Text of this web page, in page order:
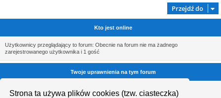
Strona ta używa plików cookies (tzw. ciasteczka)
Przejdź do
Kto jest online
Użytkownicy przeglądający to forum: Obecnie na forum nie ma żadnego
zarejestrowanego użytkownika i 1 gość
Twoje uprawnienia na tym forum
Nie możesz
tworzyć nowych tematów
Nie możesz odpowiadać w tematach